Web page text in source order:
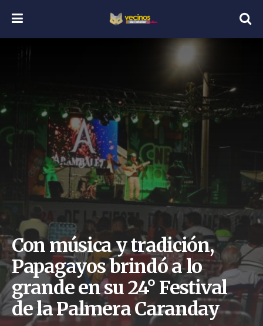
Con música y tradición,
Papagayos brindó a lo
grande en su 24° Festival
de la Palmera Caranday